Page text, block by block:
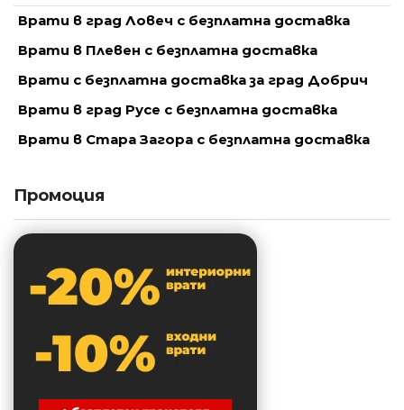
Врати в град Ловеч с безплатна доставка
Врати в Плевен с безплатна доставка
Врати с безплатна доставка за град Добрич
Врати в град Русе с безплатна доставка
Врати в Стара Загора с безплатна доставка
Промоция